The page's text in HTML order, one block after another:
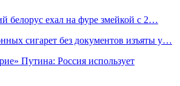
белорус ехал на фуре змейкой с 2…
сигарет без документов изъяты у…
Путина: Россия использует